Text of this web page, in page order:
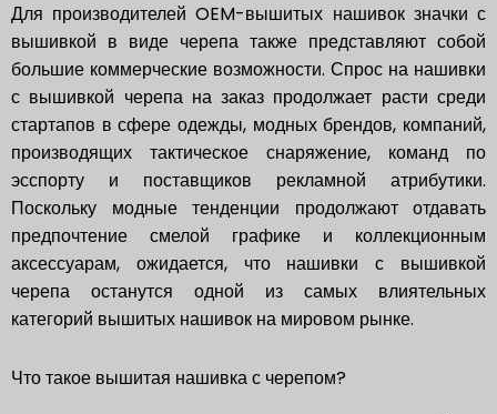
Для производителей OEM-вышитых нашивок значки с
вышивкой в виде черепа также представляют собой
большие коммерческие возможности. Спрос на нашивки
с вышивкой черепа на заказ продолжает расти среди
стартапов в сфере одежды, модных брендов, компаний,
производящих тактическое снаряжение, команд по
эсспорту и поставщиков рекламной атрибутики.
Поскольку модные тенденции продолжают отдавать
предпочтение смелой графике и коллекционным
аксессуарам, ожидается, что нашивки с вышивкой
черепа останутся одной из самых влиятельных
категорий вышитых нашивок на мировом рынке.
Что такое вышитая нашивка с черепом?